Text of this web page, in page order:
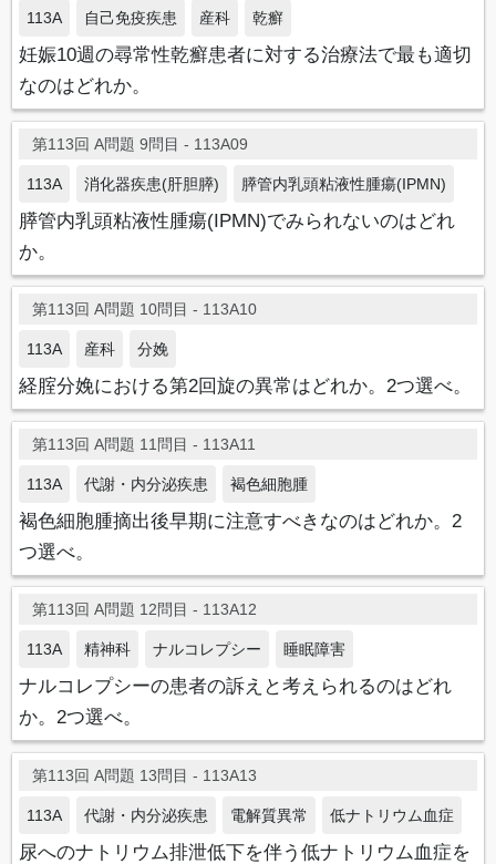
113A 自己免疫疾患 産科 乾癬
妊娠10週の尋常性乾癬患者に対する治療法で最も適切
なのはどれか。
第113回 A問題 9問目 - 113A09
113A 消化器疾患(肝胆膵) 膵管内乳頭粘液性腫瘍(IPMN)
膵管内乳頭粘液性腫瘍(IPMN)でみられないのはどれ
か。
第113回 A問題 10問目 - 113A10
113A 産科 分娩
経腟分娩における第2回旋の異常はどれか。2つ選べ。
第113回 A問題 11問目 - 113A11
113A 代謝・内分泌疾患 褐色細胞腫
褐色細胞腫摘出後早期に注意すべきなのはどれか。2
つ選べ。
第113回 A問題 12問目 - 113A12
113A 精神科 ナルコレプシー 睡眠障害
ナルコレプシーの患者の訴えと考えられるのはどれ
か。2つ選べ。
第113回 A問題 13問目 - 113A13
113A 代謝・内分泌疾患 電解質異常 低ナトリウム血症
尿へのナトリウム排泄低下を伴う低ナトリウム血症を